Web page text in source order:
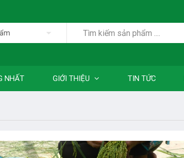
NHẤT GIỚI THIỆU TIN TỨC